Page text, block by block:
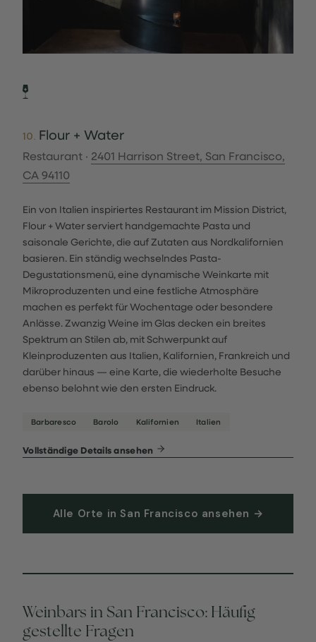
10.Flour + Water
Restaurant · 2401 Harrison Street, San Francisco,
CA 94110
Ein von Italien inspiriertes Restaurant im Mission District,
Flour + Water serviert handgemachte Pasta und
saisonale Gerichte, die auf Zutaten aus Nordkalifornien
basieren. Ein ständig wechselndes Pasta-
Degustationsmenü, eine dynamische Weinkarte mit
Mikroproduzenten und eine festliche Atmosphäre
machen es perfekt für Wochentage oder besondere
Anlässe. Zwanzig Weine im Glas decken ein breites
Spektrum an Stilen ab, mit Schwerpunkt auf
Kleinproduzenten aus Italien, Kalifornien, Frankreich und
darüber hinaus — eine Karte, die wiederholte Besuche
ebenso belohnt wie den ersten Eindruck.
Barbaresco Barolo Kalifornien Italien
Vollständige Details ansehen
Alle Orte in San Francisco ansehen →
Weinbars in San Francisco: Häufig
gestellte Fragen